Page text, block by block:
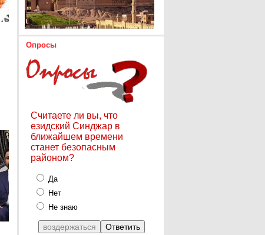
Опросы
Считаете ли вы, что
езидский Синджар в
ближайшем времени
станет безопасным
районом?
Да
Нет
Не знаю